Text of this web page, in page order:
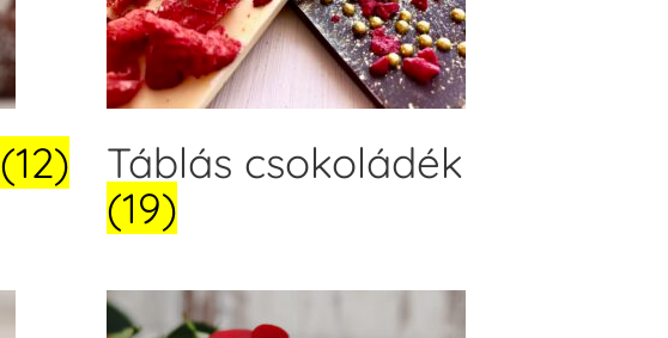
(12)
Táblás csokoládék
(19)